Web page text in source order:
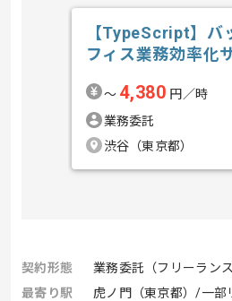
【TypeScript】バ
フィス業務効率化
〜 4,380 円／時
業務委託
渋谷（東京都）
契約形態
業務委託（フリーランス
最寄り駅
虎ノ門（東京都）/一部